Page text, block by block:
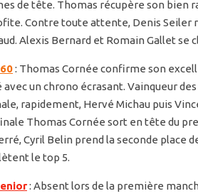
de tête. Thomas récupère son bien
Contre toute attente, Denis Seiler
Alexis Bernard et Romain Gallet
: Thomas Cornée confirme son
avec un chrono écrasant. Vainqueur
rapidement, Hervé Michau puis
Thomas Cornée sort en tête du
Cyril Belin prend la seconde place
le top 5.
: Absent lors de la première